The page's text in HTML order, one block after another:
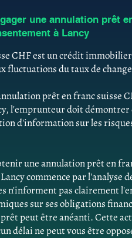
une annulation prêt
à Lancy
CHF est un crédit
fluctuations du taux de
prêt en franc suisse
l'emprunteur doit démontrer
d'information sur les
une annulation prêt en
commence par l'analyse
n'informent pas clairement
sur ses obligations
peut être anéanti. Cette
délai ne peut vous être